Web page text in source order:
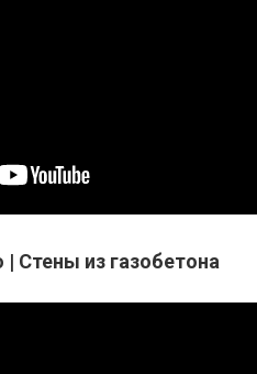
Стены из газобетона